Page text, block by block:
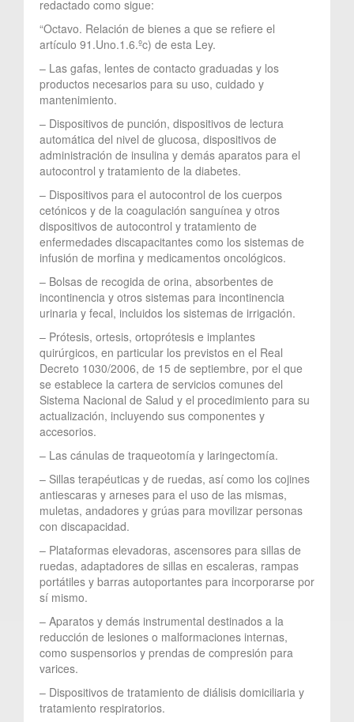
redactado como sigue:
“Octavo. Relación de bienes a que se refiere el
artículo 91.Uno.1.6.ºc) de esta Ley.
– Las gafas, lentes de contacto graduadas y los
productos necesarios para su uso, cuidado y
mantenimiento.
– Dispositivos de punción, dispositivos de lectura
automática del nivel de glucosa, dispositivos de
administración de insulina y demás aparatos para el
autocontrol y tratamiento de la diabetes.
– Dispositivos para el autocontrol de los cuerpos
cetónicos y de la coagulación sanguínea y otros
dispositivos de autocontrol y tratamiento de
enfermedades discapacitantes como los sistemas de
infusión de morfina y medicamentos oncológicos.
– Bolsas de recogida de orina, absorbentes de
incontinencia y otros sistemas para incontinencia
urinaria y fecal, incluidos los sistemas de irrigación.
– Prótesis, ortesis, ortoprótesis e implantes
quirúrgicos, en particular los previstos en el Real
Decreto 1030/2006, de 15 de septiembre, por el que
se establece la cartera de servicios comunes del
Sistema Nacional de Salud y el procedimiento para su
actualización, incluyendo sus componentes y
accesorios.
– Las cánulas de traqueotomía y laringectomía.
– Sillas terapéuticas y de ruedas, así como los cojines
antiescaras y arneses para el uso de las mismas,
muletas, andadores y grúas para movilizar personas
con discapacidad.
– Plataformas elevadoras, ascensores para sillas de
ruedas, adaptadores de sillas en escaleras, rampas
portátiles y barras autoportantes para incorporarse por
sí mismo.
– Aparatos y demás instrumental destinados a la
reducción de lesiones o malformaciones internas,
como suspensorios y prendas de compresión para
varices.
– Dispositivos de tratamiento de diálisis domiciliaria y
tratamiento respiratorios.